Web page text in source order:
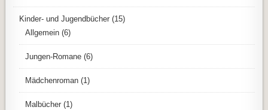
Kinder- und Jugendbücher (15)
Allgemein (6)
Jungen-Romane (6)
Mädchenroman (1)
Malbücher (1)